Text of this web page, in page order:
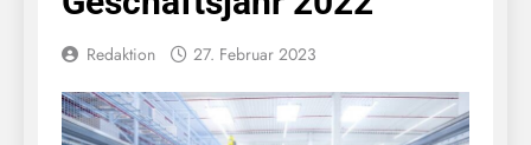
Redaktion 27. Februar 2023